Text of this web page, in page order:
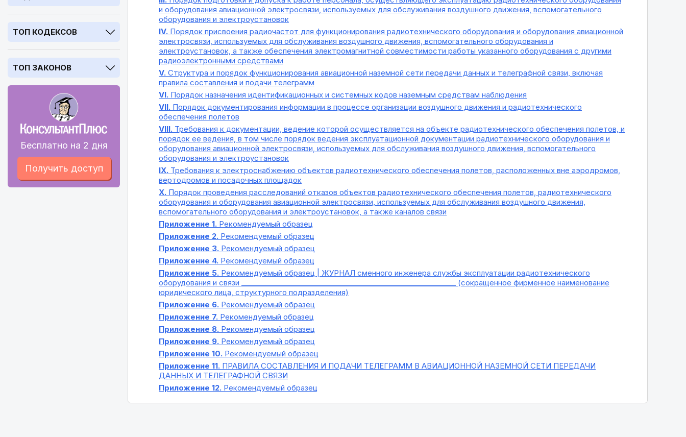
ТОП КОДЕКСОВ
ТОП ЗАКОНОВ
Бесплатно на 2 дня
Получить доступ
и оборудования авиационной электросвязи, используемых для обслуживания воздушного движения, вспомогательного
оборудования и электроустановок
IV. Порядок присвоения радиочастот для функционирования радиотехнического оборудования и оборудования авиационной
электросвязи, используемых для обслуживания воздушного движения, вспомогательного оборудования и
электроустановок, а также обеспечения электромагнитной совместимости работы указанного оборудования с другими
радиоэлектронными средствами
V. Структура и порядок функционирования авиационной наземной сети передачи данных и телеграфной связи, включая
правила составления и подачи телеграмм
VI. Порядок назначения идентификационных и системных кодов наземным средствам наблюдения
VII. Порядок документирования информации в процессе организации воздушного движения и радиотехнического
обеспечения полетов
VIII. Требования к документации, ведение которой осуществляется на объекте радиотехнического обеспечения полетов, и
порядок ее ведения, в том числе порядок ведения эксплуатационной документации радиотехнического оборудования и
оборудования авиационной электросвязи, используемых для обслуживания воздушного движения, вспомогательного
оборудования и электроустановок
IX. Требования к электроснабжению объектов радиотехнического обеспечения полетов, расположенных вне аэродромов,
вертодромов и посадочных площадок
X. Порядок проведения расследований отказов объектов радиотехнического обеспечения полетов, радиотехнического
оборудования и оборудования авиационной электросвязи, используемых для обслуживания воздушного движения,
вспомогательного оборудования и электроустановок, а также каналов связи
Приложение 1. Рекомендуемый образец
Приложение 2. Рекомендуемый образец
Приложение 3. Рекомендуемый образец
Приложение 4. Рекомендуемый образец
Приложение 5. Рекомендуемый образец | ЖУРНАЛ сменного инженера службы эксплуатации радиотехнического
оборудования и связи ____________________________________________________________ (сокращенное фирменное наименование
юридического лица, структурного подразделения)
Приложение 6. Рекомендуемый образец
Приложение 7. Рекомендуемый образец
Приложение 8. Рекомендуемый образец
Приложение 9. Рекомендуемый образец
Приложение 10. Рекомендуемый образец
Приложение 11. ПРАВИЛА СОСТАВЛЕНИЯ И ПОДАЧИ ТЕЛЕГРАММ В АВИАЦИОННОЙ НАЗЕМНОЙ СЕТИ ПЕРЕДАЧИ
ДАННЫХ И ТЕЛЕГРАФНОЙ СВЯЗИ
Приложение 12. Рекомендуемый образец